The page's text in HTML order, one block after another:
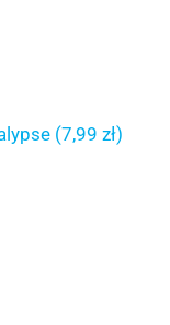
(7,99 zł)